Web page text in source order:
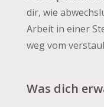
dir, wie
Arbeit in einer
weg vom
Was dich